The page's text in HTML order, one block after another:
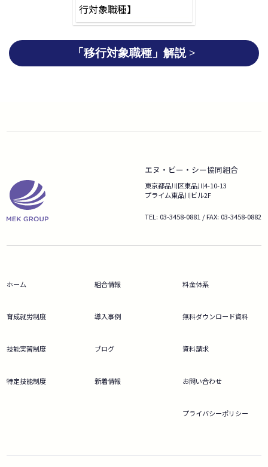
行対象職種】
「移行対象職種」解説 >
ホーム
育成就労制度
技能実習制度
特定技能制度
組合情報
導入事例
ブログ
新着情報
料金体系
無料ダウンロード資料
資料請求
お問い合わせ
プライバシーポリシー
エヌ・ビー・シー協同組合
東京都品川区東品川4-10-13
プライム東品川ビル2F
TEL: 03-3458-0881 / FAX: 03-3458-0882